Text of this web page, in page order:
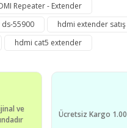
için teşekkür ederiz.
bozuk veya görüntülenemiyor.
hatalar bulunuyor.
farklı alternatifler olmalı.
Repeater - Extender
55900
hdmi extender satış
hdmi cat5 extender
ve
Ücretsiz Kargo